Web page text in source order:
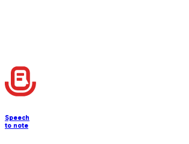
Do I need internet access to record notes?
Speech
to note